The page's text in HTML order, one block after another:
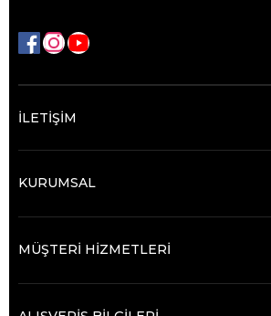
İLETİŞİM
KURUMSAL
MÜŞTERİ HİZMETLERİ